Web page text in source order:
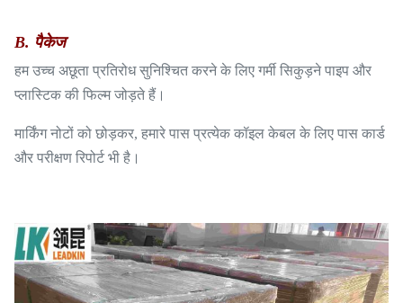
B. पैकेज
हम उच्च अछूता प्रतिरोध सुनिश्चित करने के लिए गर्मी सिकुड़ने पाइप और
प्लास्टिक की फिल्म जोड़ते हैं।
मार्किंग नोटों को छोड़कर, हमारे पास प्रत्येक कॉइल केबल के लिए पास कार्ड
और परीक्षण रिपोर्ट भी है।